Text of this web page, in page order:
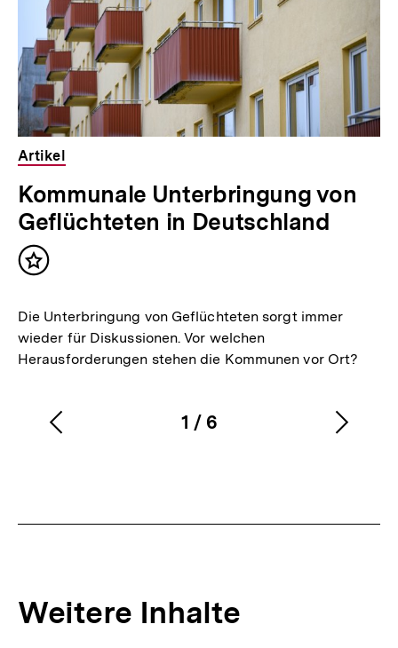
Artikel
Kommunale Unterbringung von
Geflüchteten in Deutschland
Inhalt
Die Unterbringung von Geflüchteten sorgt immer
wieder für Diskussionen. Vor welchen
Herausforderungen stehen die Kommunen vor Ort?
Karussellinhalt
1
von
/ 6
Vorherigen
Weitere Inhalte